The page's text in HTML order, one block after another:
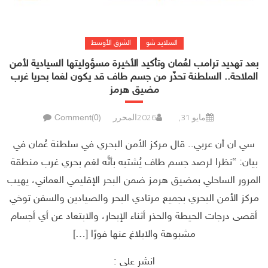
السلايد شو الشرق الأوسط
بعد تهديد ترامب لعُمان وتأكيد الأخيرة مسؤوليتها السيادية لأمن
الملاحة.. السلطنة تحذّر من جسم طاف قد يكون لغما بحريا غرب
مضيق هرمز
مايو 31, 2026 المحرر Comment(0)
سي ان أن عربي.. قال مركز الأمن البحري في سلطنة عُمان في
بيان: “نظرا لرصد جسم طاف يُشتبه بأنَّه لغم بحري غرب منطقة
المرور الساحلي بمضيق هرمز ضمن البحر الإقليمي العماني، يهيب
مركز الأمن البحري بجميع مرتادي البحر والصيادين والسفن توخي
أقصى درجات الحيطة والحذر أثناء الإبحار، والابتعاد عن أي أجسام
مشبوهة والابلاغ عنها فورًا […]
انشر على :